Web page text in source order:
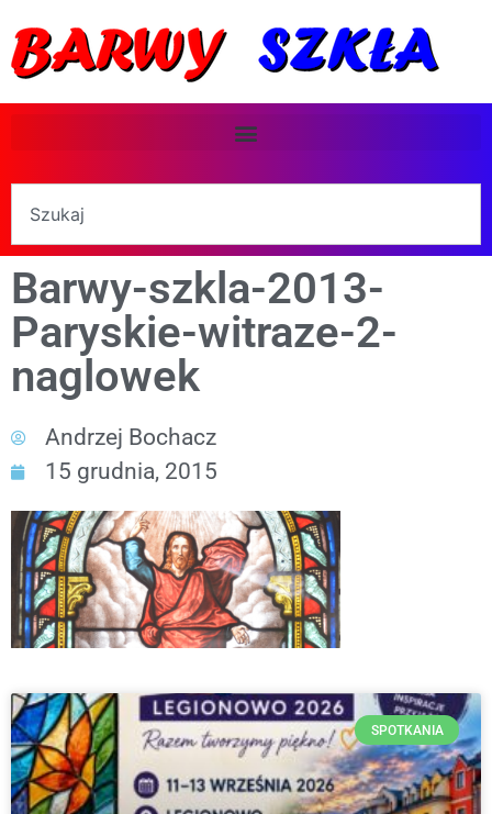
Barwy-szkla-2013-
Paryskie-witraze-2-
naglowek
Andrzej Bochacz
15 grudnia, 2015
SPOTKANIA